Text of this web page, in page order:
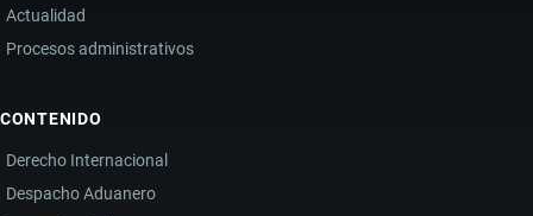
Actualidad
Procesos administrativos
CONTENIDO
Derecho Internacional
Despacho Aduanero